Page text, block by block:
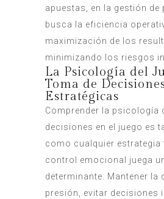
apuestas, en la gestión de
busca la eficiencia
maximización de los
minimizando los riesgos
La Psicología del
Toma de
Estratégicas
Comprender la psicología
decisiones en el juego es
como cualquier estrategia
control emocional juega
determinante. Mantener la
presión, evitar decisiones